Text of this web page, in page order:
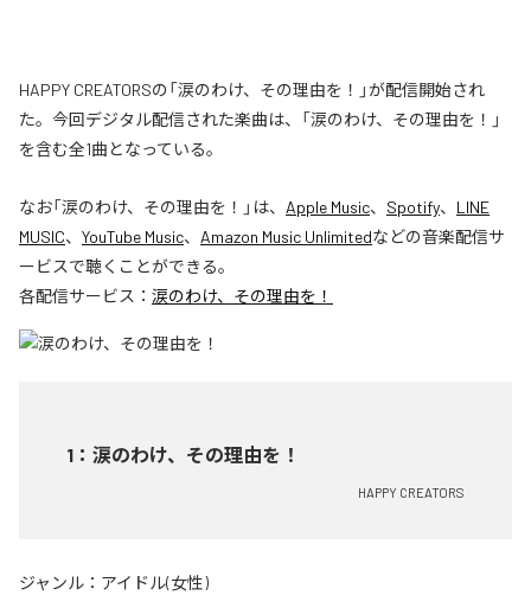
HAPPY CREATORSの「涙のわけ、その理由を！」が配信開始され
た。今回デジタル配信された楽曲は、「涙のわけ、その理由を！」
を含む全1曲となっている。
なお「涙のわけ、その理由を！ 」は、 Apple Music、 Spotify、 LINE
MUSIC、 YouTube Music、 Amazon Music Unlimitedなどの音楽配信サ
ービスで聴くことができる。
各配信サービス： 涙のわけ、その理由を！
1 ： 涙のわけ、その理由を！
HAPPY CREATORS
ジャンル： アイドル(女性)